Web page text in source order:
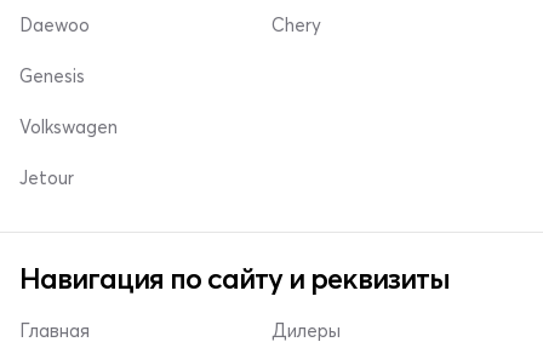
Daewoo Chery
Genesis
Volkswagen
Jetour
Навигация по сайту и реквизиты
Главная Дилеры